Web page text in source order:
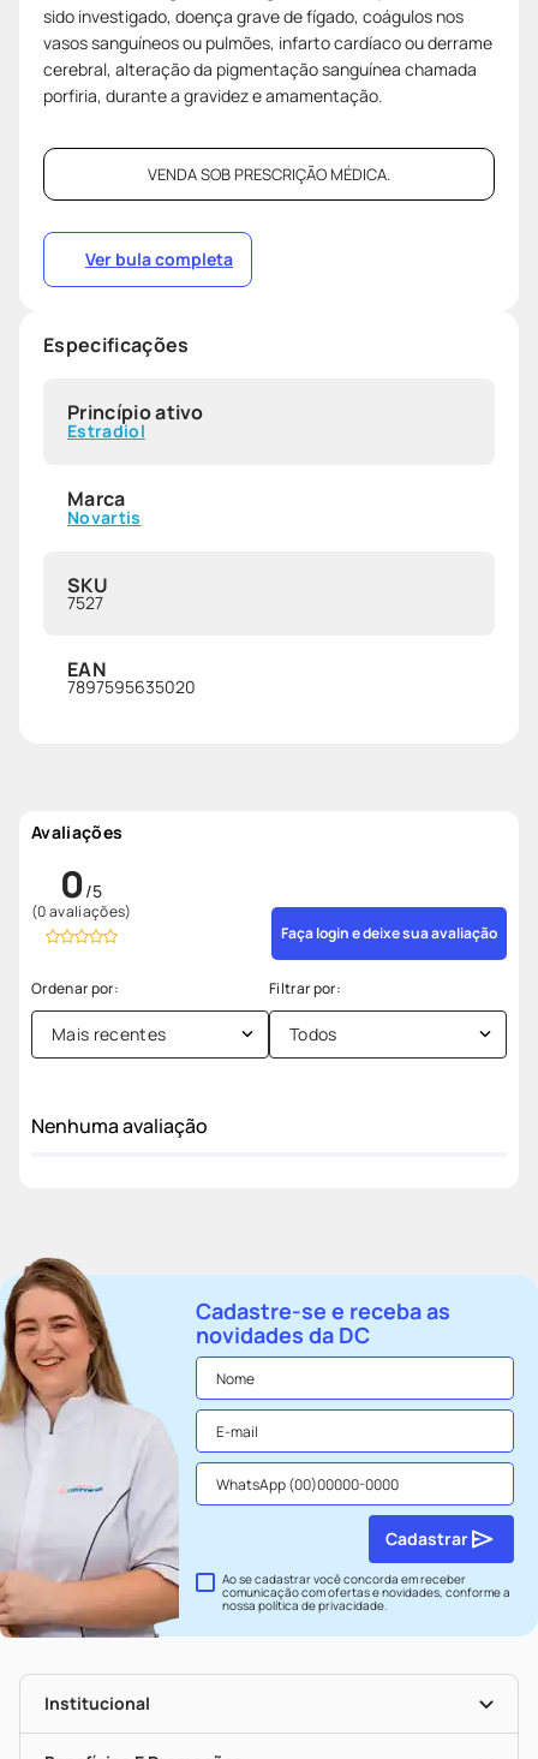
sido investigado, doença grave de fígado, coágulos nos
vasos sanguíneos ou pulmões, infarto cardíaco ou derrame
cerebral, alteração da pigmentação sanguínea chamada
porfiria, durante a gravidez e amamentação.
VENDA SOB PRESCRIÇÃO MÉDICA.
Ver bula completa
Especificações
Princípio ativo
Estradiol
Marca
Novartis
SKU
7527
EAN
7897595635020
Avaliações
0
(0 avaliações)
Faça login e deixe sua avaliação
Mais recentes Todos
Nenhuma avaliação
Cadastre-se e receba as
novidades da DC
Ao se cadastrar você concorda em receber
comunicação com ofertas e novidades, conforme a
nossapolítica de privacidade.
Cadastrar
Institucional